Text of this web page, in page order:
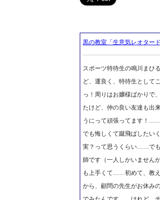
黒の教室「生意気レオター
スポーツ特待生の鳴川まひ
ど、運良く、特待生として
っ！周りはお嬢様ばかりで
たけど、仲の良い友達も出
うにって頑張ってます！
でも悔しくて蹴飛ばしたい
実？って思うくらい……で
師です（一人しかいません
も上手くて……初めて、教
から、顧問の先生がお休み